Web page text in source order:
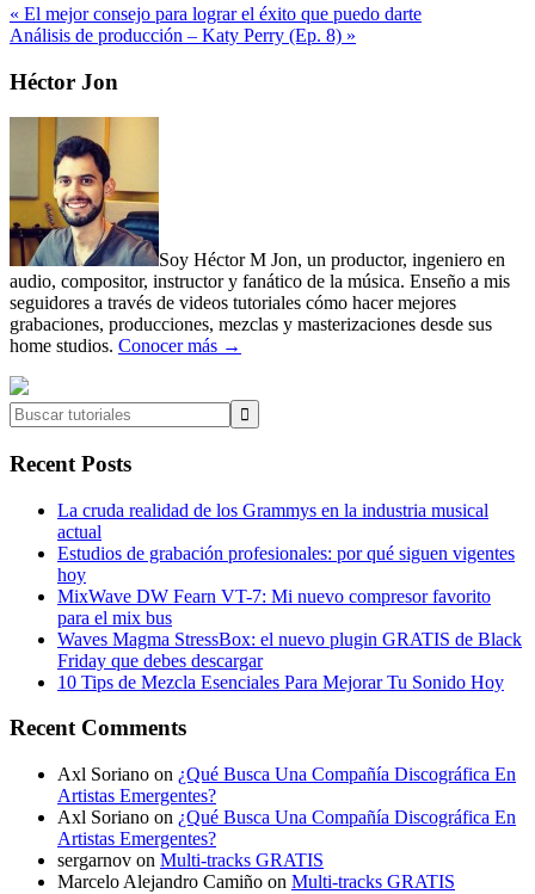
Previous
Post:
« El mejor consejo para lograr el éxito que puedo darte
Next
Análisis de producción – Katy Perry (Ep. 8) »
Primary
Sidebar
Héctor Jon
Soy Héctor M Jon, un productor, ingeniero en
audio, compositor, instructor y fanático de la música. Enseño a mis
seguidores a través de videos tutoriales cómo hacer mejores
grabaciones, producciones, mezclas y masterizaciones desde sus
home studios. Conocer más →
Buscar
tutoriales
Recent Posts
La cruda realidad de los Grammys en la industria musical
actual
Estudios de grabación profesionales: por qué siguen vigentes
hoy
MixWave DW Fearn VT-7: Mi nuevo compresor favorito
para el mix bus
Waves Magma StressBox: el nuevo plugin GRATIS de Black
Friday que debes descargar
10 Tips de Mezcla Esenciales Para Mejorar Tu Sonido Hoy
Recent Comments
Axl Soriano on ¿Qué Busca Una Compañía Discográfica En
Artistas Emergentes?
Axl Soriano on ¿Qué Busca Una Compañía Discográfica En
Artistas Emergentes?
sergarnov on Multi-tracks GRATIS
Marcelo Alejandro Camiño on Multi-tracks GRATIS